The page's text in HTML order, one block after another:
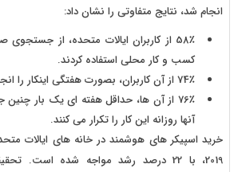
انجام شد، نتایج متفاوتی را نشان داد:
58٪ از کاربران ایالات متحده، از
کسب و کار محلی استفاده کردند.
74٪ از آن کاربران، بصورت هفتگی اینکار را انجام می دادند.
76٪ از آن ها، حداقل هفته ای یک بار
آنها روزانه این کار را تکرار می کنند.
2019، با 22 درصد رشد مواجه شده است.